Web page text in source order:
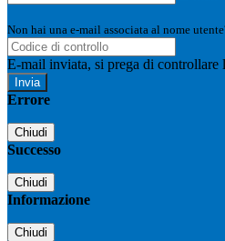
Non hai una e-mail associata al nome
E-mail inviata, si prega di controllare
Errore
Chiudi
Successo
Chiudi
Informazione
Chiudi